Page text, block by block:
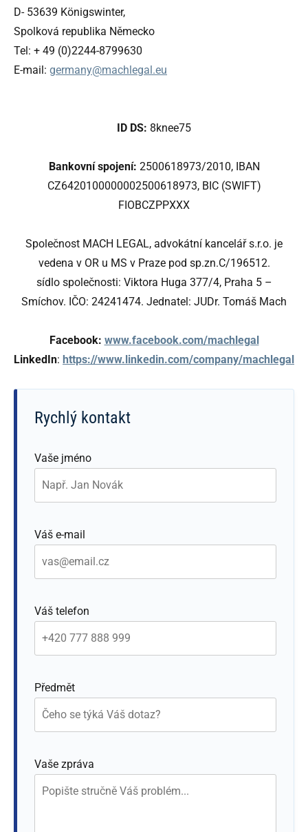
D- 53639 Königswinter,
Spolková republika Německo
Tel: + 49 (0)2244-8799630
E-mail: germany@machlegal.eu
ID DS: 8knee75
Bankovní spojení: 2500618973/2010, IBAN
CZ6420100000002500618973, BIC (SWIFT)
FIOBCZPPXXX
Společnost MACH LEGAL, advokátní kancelář s.r.o. je
vedena v OR u MS v Praze pod sp.zn.C/196512.
sídlo společnosti: Viktora Huga 377/4, Praha 5 –
Smíchov. IČO: 24241474. Jednatel: JUDr. Tomáš Mach
Facebook: www.facebook.com/machlegal
LinkedIn: https://www.linkedin.com/company/machlegal
Rychlý kontakt
Vaše jméno
Váš e-mail
Váš telefon
Předmět
Vaše zpráva